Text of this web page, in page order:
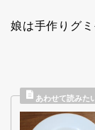
娘は手作りグミ